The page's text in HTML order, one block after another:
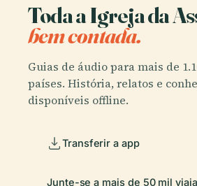
Toda a Igreja da
bem contada.
Guias de áudio para mais de
países. História, relatos e
disponíveis offline.
Transferir a app
Junte-se a mais de 50 mil